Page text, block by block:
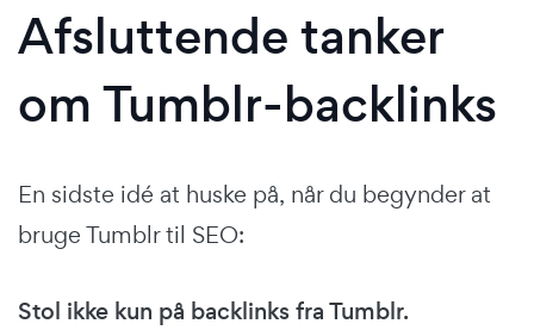
Afsluttende tanker
om Tumblr-backlinks
En sidste idé at huske på, når du begynder at
bruge Tumblr til SEO:
Stol ikke kun på backlinks fra Tumblr.